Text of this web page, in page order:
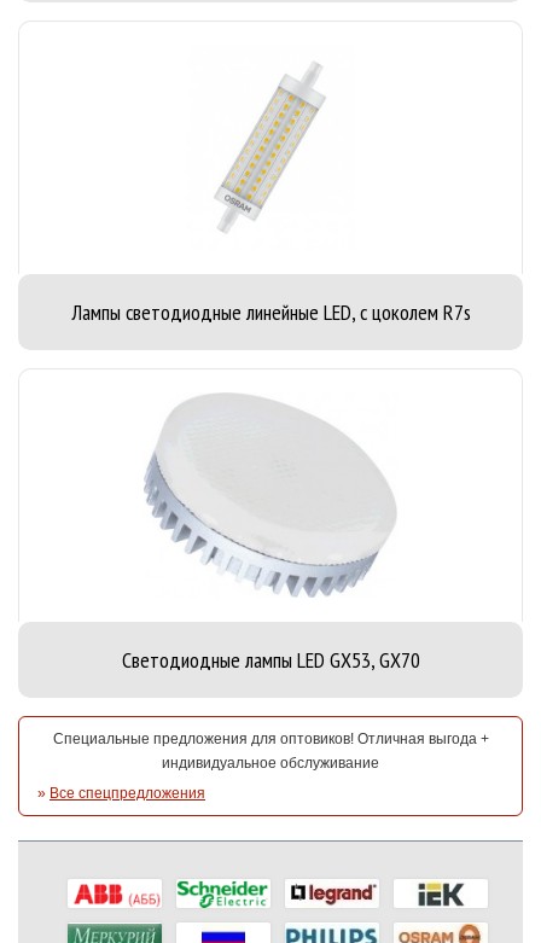
Лампы светодиодные линейные LED, с цоколем R7s
Светодиодные лампы LED GX53, GX70
Специальные предложения для оптовиков! Отличная выгода +
индивидуальное обслуживание
» Все спецпредложения